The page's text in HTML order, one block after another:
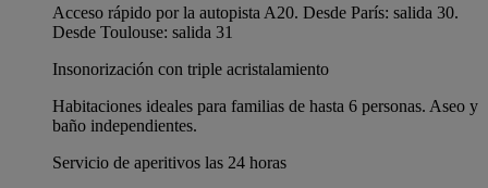
Acceso rápido por la autopista A20. Desde París: salida 30.
Desde Toulouse: salida 31
Insonorización con triple acristalamiento
Habitaciones ideales para familias de hasta 6 personas. Aseo y
baño independientes.
Servicio de aperitivos las 24 horas